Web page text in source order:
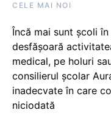
CELE MAI NOI
Încă mai sunt școli
desfășoară
medical, pe holuri
consilierul școlar
inadecvate în care
niciodată